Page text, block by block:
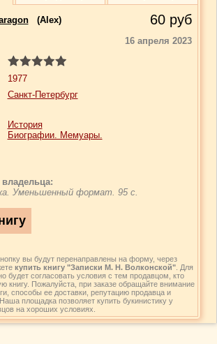
(Alex) 60 руб
16 апреля 2023
1977
Санкт-Петербург
История
Биографии. Мемуары.
Уменьшенный формат. 95 с.
вы будут перенаправлены на форму, через
купить книгу "Записки М. Н. Волконской". Для
будет согласовать условия с тем продавцом, кто
книгу. Пожалуйста, при заказе обращайте внимание
способы ее доставки, репутацию продавца и
площадка позволяет купить букинистику у
на хороших условиях.